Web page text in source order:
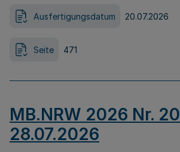
Ausfertigungsdatum 20.07.2026
Seite 471
MB.NRW 2026 Nr.
28.07.2026